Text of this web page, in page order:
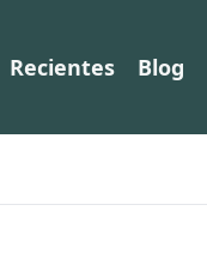
Recientes Blog